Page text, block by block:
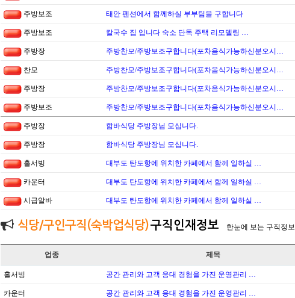
주방보조 태안 펜션에서 함께하실 부부팀을 구합니다
주방보조 칼국수 집 입니다 숙소 단독 주택 리모델링 …
주방장 주방찬모/주방보조구합니다(포차음식가능하신분오시…
찬모 주방찬모/주방보조구합니다(포차음식가능하신분오시…
주방장 주방찬모/주방보조구합니다(포차음식가능하신분오시…
주방보조 주방찬모/주방보조구합니다(포차음식가능하신분오시…
주방장 함바식당 주방장님 모십니다.
주방장 함바식당 주방장님 모십니다.
홀서빙 대부도 탄도항에 위치한 카페에서 함께 일하실 …
카운터 대부도 탄도항에 위치한 카페에서 함께 일하실 …
시급알바 대부도 탄도항에 위치한 카페에서 함께 일하실 …
식당/구인구직(숙박업식당)구직인재정보 한눈에 보는 구직정보
업종 제목
홀서빙 공간 관리와 고객 응대 경험을 가진 운영관리 …
카운터 공간 관리와 고객 응대 경험을 가진 운영관리 …